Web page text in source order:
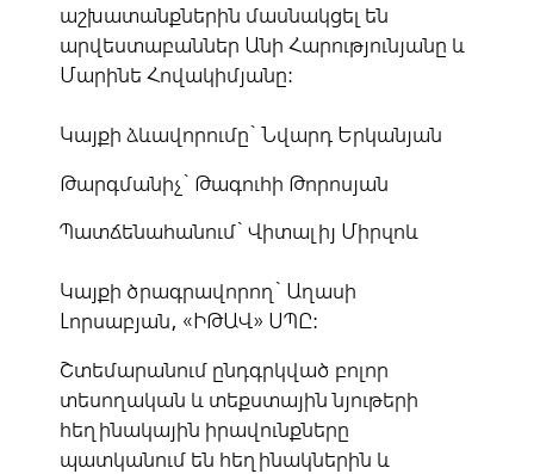
աշխատանքներին մասնակցել են
արվեստաբաններ Անի Հարությունյանը և
Մարինե Հովակիմյանը:
Կայքի ձևավորումը` Նվարդ Երկանյան
Թարգմանիչ` Թագուհի Թորոսյան
Պատճենահանում` Վիտալիյ Միրզոև
Կայքի ծրագրավորող` Աղասի
Լորսաբյան, «ԻԹԱՎ» ՍՊԸ:
Շտեմարանում ընդգրկված բոլոր
տեսողական և տեքստային նյութերի
հեղինակային իրավունքները
պատկանում են հեղինակներին և